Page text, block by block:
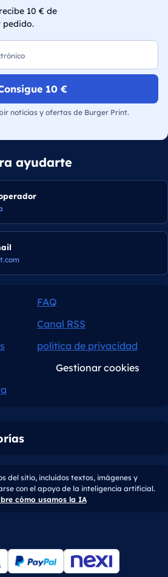
10 € de
pedido.
10 €
noticias y ofertas de Burger Print.
ayudarte
FAQ
Canal RSS
política de privacidad
Gestionar cookies
del sitio, incluidos textos, imágenes y
con el apoyo de la inteligencia artificial.
cómo usamos la IA